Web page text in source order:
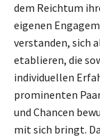
dem Reichtum
eigenen
verstanden, sich
etablieren, die
individuellen
prominenten
und Chancen
mit sich bringt.